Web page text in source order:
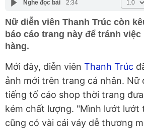
Nghe đọc bài 2:34
Nữ diễn viên Thanh Trúc còn
báo cáo trang này để tránh
hàng.
Mới đây, diễn viên Thanh Trúc
ảnh mới trên trang cá nhân. Nữ
tiếng tố cáo shop thời trang
kém chất lượng. "Mình lướt lướt
cũng có vài cái váy dễ thương